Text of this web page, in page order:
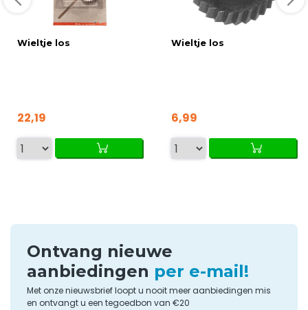
Wieltje los
22,19
Wieltje los
6,99
Ontvang nieuwe
aanbiedingen per e-mail!
Met onze nieuwsbrief loopt u nooit meer aanbiedingen mis
en ontvangt u een tegoedbon van €20